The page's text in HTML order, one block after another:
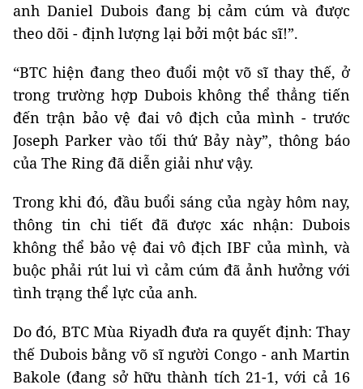
anh Daniel Dubois đang bị cảm cúm và được
theo dõi - định lượng lại bởi một bác sĩ!”.
“BTC hiện đang theo đuổi một võ sĩ thay thế, ở
trong trường hợp Dubois không thể thẳng tiến
đến trận bảo vệ đai vô địch của mình - trước
Joseph Parker vào tối thứ Bảy này”, thông báo
của The Ring đã diễn giải như vậy.
Trong khi đó, đầu buổi sáng của ngày hôm nay,
thông tin chi tiết đã được xác nhận: Dubois
không thể bảo vệ đai vô địch IBF của mình, và
buộc phải rút lui vì cảm cúm đã ảnh hưởng với
tình trạng thể lực của anh.
Do đó, BTC Mùa Riyadh đưa ra quyết định: Thay
thế Dubois bằng võ sĩ người Congo - anh Martin
Bakole (đang sở hữu thành tích 21-1, với cả 16